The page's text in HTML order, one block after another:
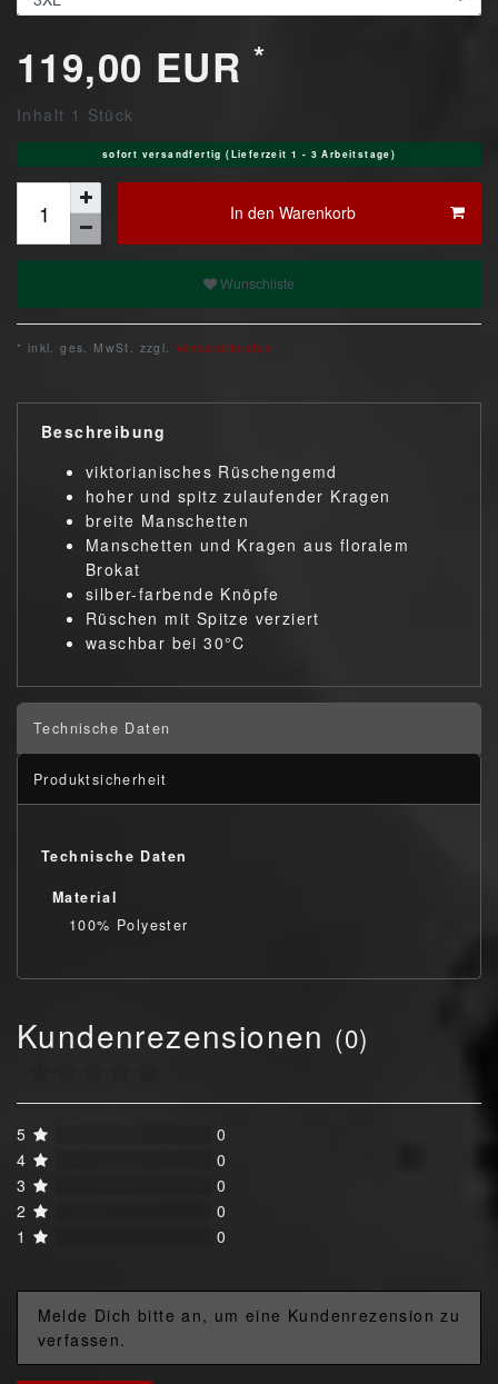
119,00 EUR*
Inhalt 1 Stück
sofort versandfertig (Lieferzeit 1 - 3 Arbeitstage)
In den Warenkorb
Wunschliste
* inkl. ges. MwSt. zzgl. Versandkosten
Beschreibung
viktorianisches Rüschengemd
hoher und spitz zulaufender Kragen
breite Manschetten
Manschetten und Kragen aus floralem
Brokat
silber-farbende Knöpfe
Rüschen mit Spitze verziert
waschbar bei 30°C
Technische Daten
Produktsicherheit
Technische Daten
Material
100% Polyester
Kundenrezensionen (0)
5
0
4
0
3
0
2
0
1
0
Melde Dich bitte an, um eine Kundenrezension zu
verfassen.